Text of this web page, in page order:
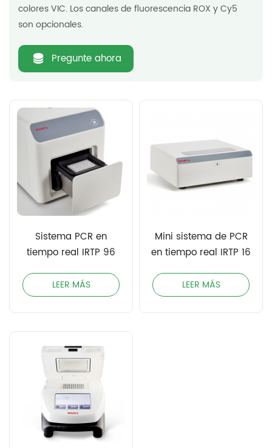
colores VIC. Los canales de fluorescencia ROX y Cy5
son opcionales.
Pregunte ahora
Sistema PCR en
tiempo real IRTP 96
LEER MÁS
Mini sistema de PCR
en tiempo real IRTP 16
LEER MÁS